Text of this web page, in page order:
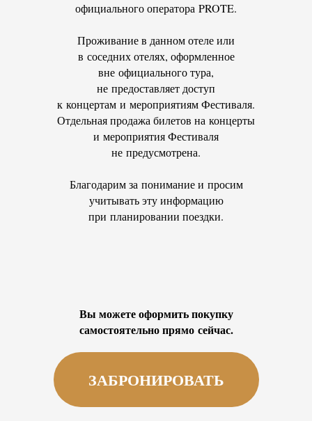
официального оператора PROTE.
Проживание в данном отеле или
в соседних отелях, оформленное
вне официального тура,
не предоставляет доступ
к концертам и мероприятиям Фестиваля.
Отдельная продажа билетов на концерты
и мероприятия Фестиваля
не предусмотрена.
Благодарим за понимание и просим
учитывать эту информацию
при планировании поездки.
Вы можете оформить покупку
самостоятельно прямо сейчас.
ЗАБРОНИРОВАТЬ